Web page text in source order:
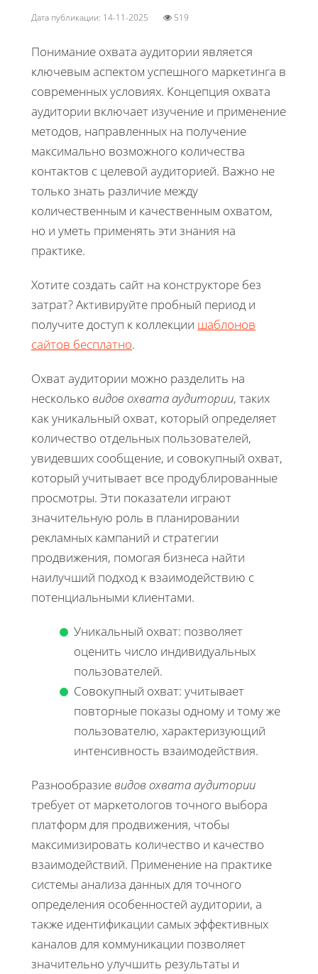
Дата публикации: 14-11-2025 519
Понимание охвата аудитории является
ключевым аспектом успешного маркетинга в
современных условиях. Концепция охвата
аудитории включает изучение и применение
методов, направленных на получение
максимально возможного количества
контактов с целевой аудиторией. Важно не
только знать различие между
количественным и качественным охватом,
но и уметь применять эти знания на
практике.
Хотите создать сайт на конструкторе без
затрат? Активируйте пробный период и
получите доступ к коллекции шаблонов
сайтов бесплатно.
Охват аудитории можно разделить на
несколько видов охвата аудитории, таких
как уникальный охват, который определяет
количество отдельных пользователей,
увидевших сообщение, и совокупный охват,
который учитывает все продублированные
просмотры. Эти показатели играют
значительную роль в планировании
рекламных кампаний и стратегии
продвижения, помогая бизнеса найти
наилучший подход к взаимодействию с
потенциальными клиентами.
Уникальный охват: позволяет
оценить число индивидуальных
пользователей.
Совокупный охват: учитывает
повторные показы одному и тому же
пользователю, характеризующий
интенсивность взаимодействия.
Разнообразие видов охвата аудитории
требует от маркетологов точного выбора
платформ для продвижения, чтобы
максимизировать количество и качество
взаимодействий. Применение на практике
системы анализа данных для точного
определения особенностей аудитории, а
также идентификации самых эффективных
каналов для коммуникации позволяет
значительно улучшить результаты и